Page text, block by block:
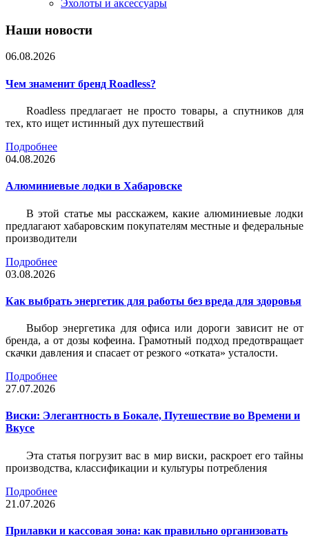
Эхолоты и аксессуары
Наши новости
06.08.2026
Чем знаменит бренд Roadless?
Roadless предлагает не просто товары, а спутников для
тех, кто ищет истинный дух путешествий
Подробнее
04.08.2026
Алюминиевые лодки в Хабаровске
В этой статье мы расскажем, какие алюминиевые лодки
предлагают хабаровским покупателям местные и федеральные
производители
Подробнее
03.08.2026
Как выбрать энергетик для работы без вреда для здоровья
Выбор энергетика для офиса или дороги зависит не от
бренда, а от дозы кофеина. Грамотный подход предотвращает
скачки давления и спасает от резкого «отката» усталости.
Подробнее
27.07.2026
Виски: Элегантность в Бокале, Путешествие во Времени и
Вкусе
Эта статья погрузит вас в мир виски, раскроет его тайны
производства, классификации и культуры потребления
Подробнее
21.07.2026
Прилавки и кассовая зона: как правильно организовать